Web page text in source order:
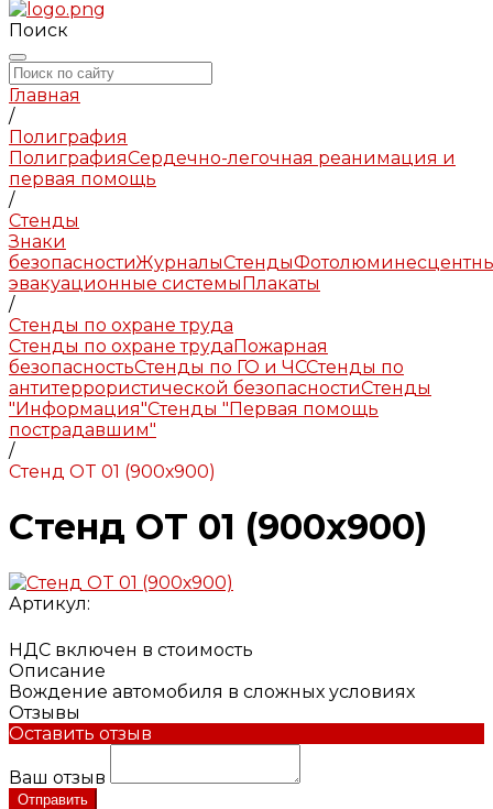
Поиск
Главная
/
Полиграфия
ПолиграфияСердечно-легочная реанимация и
первая помощь
/
Стенды
Знаки
безопасностиЖурналыСтенды
эвакуационные системыПлакаты
/
Стенды по охране труда
Стенды по охране трудаПожарная
безопасностьСтенды по ГО и ЧССтенды по
антитеррористической безопасностиСтенды
"Информация"Стенды "Первая помощь
пострадавшим"
/
Стенд OT 01 (900х900)
Стенд OT 01 (900х900)
Артикул:
НДС включен в стоимость
Описание
Вождение автомобиля в сложных условиях
Отзывы
Оставить отзыв
Ваш отзыв
Отправить